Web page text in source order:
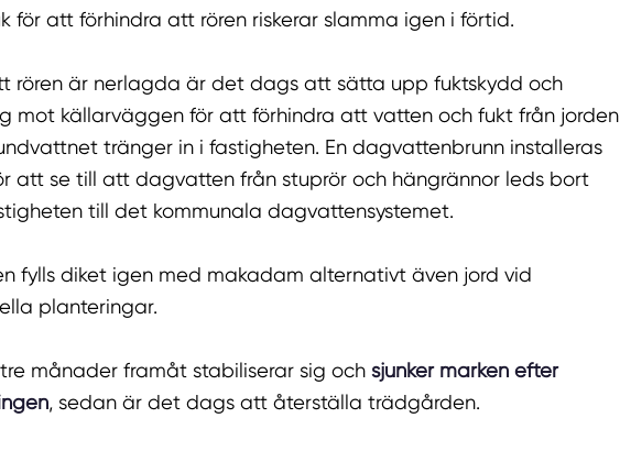
för att förhindra att rören riskerar slamma igen i förtid.
rören är nerlagda är det dags att sätta upp fuktskydd och
mot källarväggen för att förhindra att vatten och fukt från jorden
tränger in i fastigheten. En dagvattenbrunn installeras
att se till att dagvatten från stuprör och hängrännor leds bort
till det kommunala dagvattensystemet.
fylls diket igen med makadam alternativt även jord vid
planteringar.
månader framåt stabiliserar sig och sjunker marken efter
, sedan är det dags att återställa trädgården.